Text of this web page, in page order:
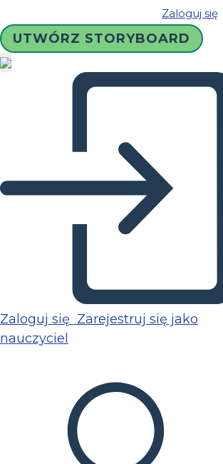
Zaloguj się
UTWÓRZ STORYBOARD
Zaloguj się Zarejestruj się jako
nauczyciel